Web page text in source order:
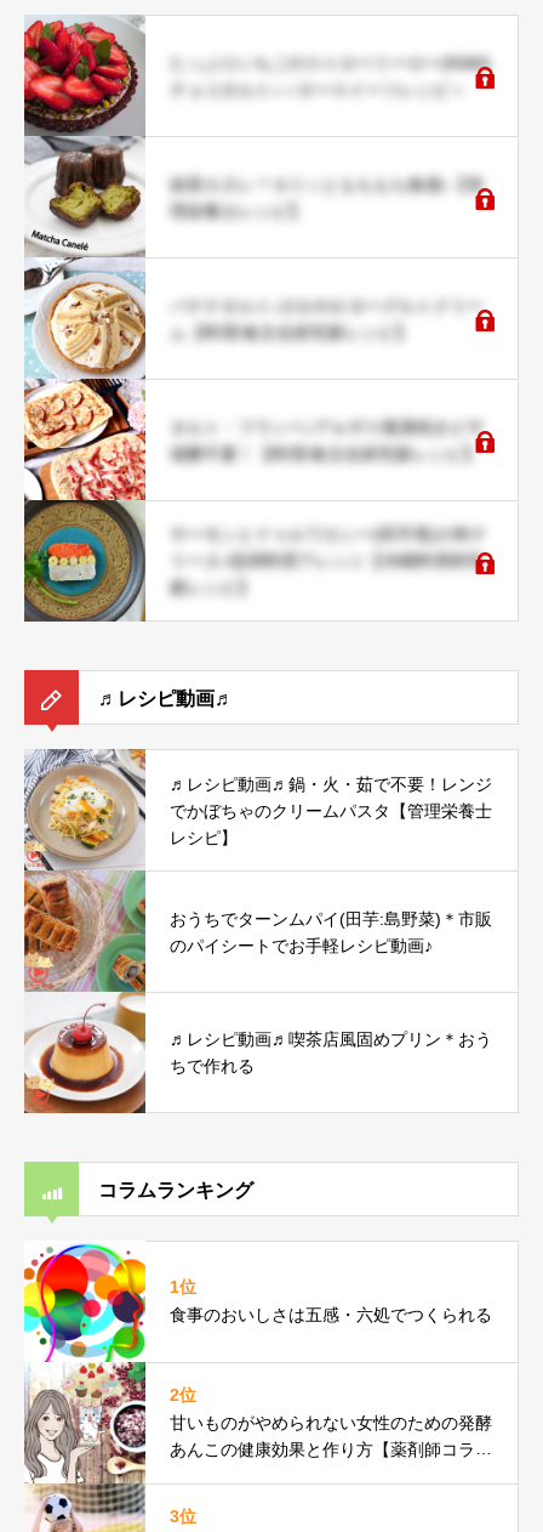
たっぷりいちごのストロベリーロー(RAW)
抹茶カヌレ＊カリッともちもち食感♪【管
理栄養士レシピ】
バナナタルト♪さわやかヨーグルトクリー
ム【料理/食文化研究家レシピ】
タルト・フランベ♪アルザス風薄焼きピザ
発酵不要！【料理/食文化研究家レシピ】
サーモンとドゥルワカシー(田芋煮)の和テ
リーヌ♪琉球料理アレンジ【沖縄料理研究
家レシピ】
♬レシピ動画♬
♬レシピ動画♬鍋・火・茹で不要！レンジ
でかぼちゃのクリームパスタ【管理栄養士
レシピ】
おうちでターンムパイ(田芋:島野菜)＊市販
のパイシートでお手軽レシピ動画♪
♬レシピ動画♬喫茶店風固めプリン＊おう
ちで作れる
コラムランキング
1位
食事のおいしさは五感・六処でつくられる
2位
甘いものがやめられない女性のための発酵
あんこの健康効果と作り方【薬剤師コラ
3位